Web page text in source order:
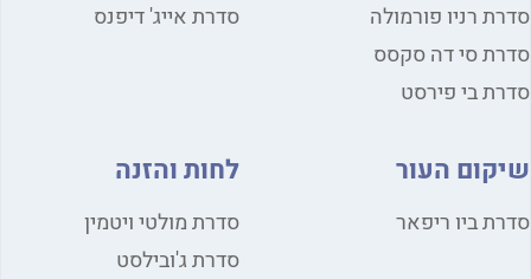
רניו פורמולה
סי דה סקסס
בי פירסט
העור
ביו ריפאר
סדרת אייג' דיפנס
לחות והזנה
סדרת מולטי ויטמין
סדרת ג'ובילסט